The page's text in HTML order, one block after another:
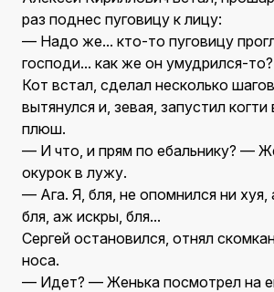
раз поднес пуговицу к лицу:
— Надо же... кто-то пуговицу
господи... как же он умудрился-то?
Кот встал, сделал несколько
вытянулся и, зевая, запустил
плюш.
— И что, и прям по ебальнику? —
окурок в лужу.
— Ага. Я, бля, не опомнился ни
бля, аж искры, бля...
Сергей остановился, отнял
носа.
— Идет? — Женька посмотрел на